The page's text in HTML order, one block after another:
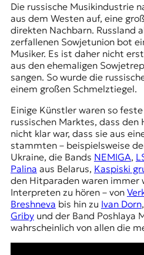
Die russische Musikindustrie
aus dem Westen auf, eine
direkten Nachbarn. Russland
zerfallenen Sowjetunion bot
Musiker. Es ist daher nicht
aus den ehemaligen
sangen. So wurde die
einem großen Schmelztiegel.
Einige Künstler waren so
russischen Marktes, dass den
nicht klar war, dass sie aus
stammten – beispielsweise
Ukraine, die Bands NEMIGA,
Palina aus Belarus, Kaspiski
den Hitparaden waren immer
Interpreten zu hören – von
Breshneva bis hin zu Ivan Dorn,
Gribyund der Band Poshlaya
wahrscheinlich von allen die